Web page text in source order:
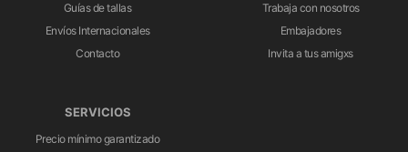
Guías de tallas
Envíos Internacionales
Contacto
Trabaja con nosotros
Embajadores
Invita a tus amigxs
SERVICIOS
Precio mínimo garantizado